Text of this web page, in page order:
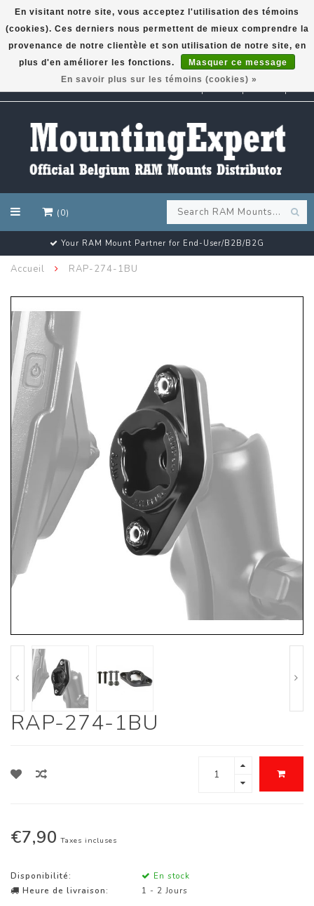
GARMIN GPS met een superkorting tot 50%? Klik hier!
(0)
Your RAM Mount Partner for End-User/B2B/B2G
Accueil RAP-274-1BU
RAP-274-1BU
€7,90 Taxes incluses
Disponibilité:
En stock
Heure de livraison:
1 - 2 Jours
En visitant notre site, vous acceptez l'utilisation des témoins
(cookies). Ces derniers nous permettent de mieux comprendre la
provenance de notre clientèle et son utilisation de notre site, en
plus d'en améliorer les fonctions.
Masquer ce message
En savoir plus sur les témoins (cookies) »